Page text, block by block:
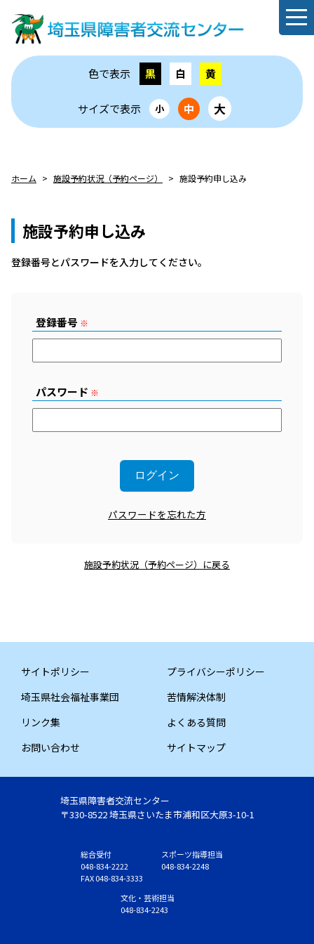
色で表示 黒 白 黄
サイズで表示 小 中 大
ホーム 施設予約状況（予約ページ） 施設予約申し込み
施設予約申し込み
登録番号とパスワードを⼊⼒してください。
登録番号 ※
パスワード ※
パスワードを忘れた方
施設予約状況（予約ページ）に戻る
サイトポリシー
プライバシーポリシー
埼玉県社会福祉事業団
苦情解決体制
リンク集
よくある質問
お問い合わせ
サイトマップ
埼玉県障害者交流センター
〒330-8522 埼玉県さいたま市浦和区大原3-10-1
総合受付
048-834-2222
FAX 048-834-3333
スポーツ指導担当
048-834-2248
文化・芸術担当
048-834-2243